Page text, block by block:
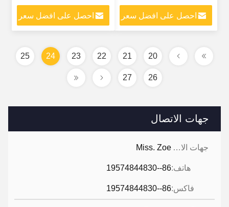
جهات الاتصال
جهات الاتصال: Miss. Zoe
هاتف:86--19574844830
فاكس:86--19574844830
Microblading
احصل على افضل سعر
احصل على افضل سعر
20
21
22
23
24
25
26
27